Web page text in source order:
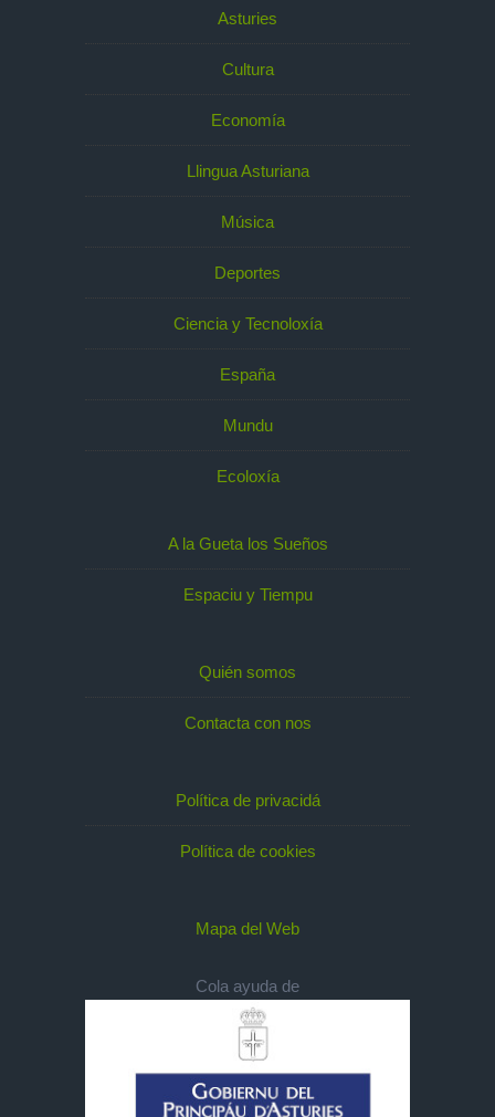
Asturies
Cultura
Economía
Llingua Asturiana
Música
Deportes
Ciencia y Tecnoloxía
España
Mundu
Ecoloxía
A la Gueta los Sueños
Espaciu y Tiempu
Quién somos
Contacta con nos
Política de privacidá
Política de cookies
Mapa del Web
Cola ayuda de